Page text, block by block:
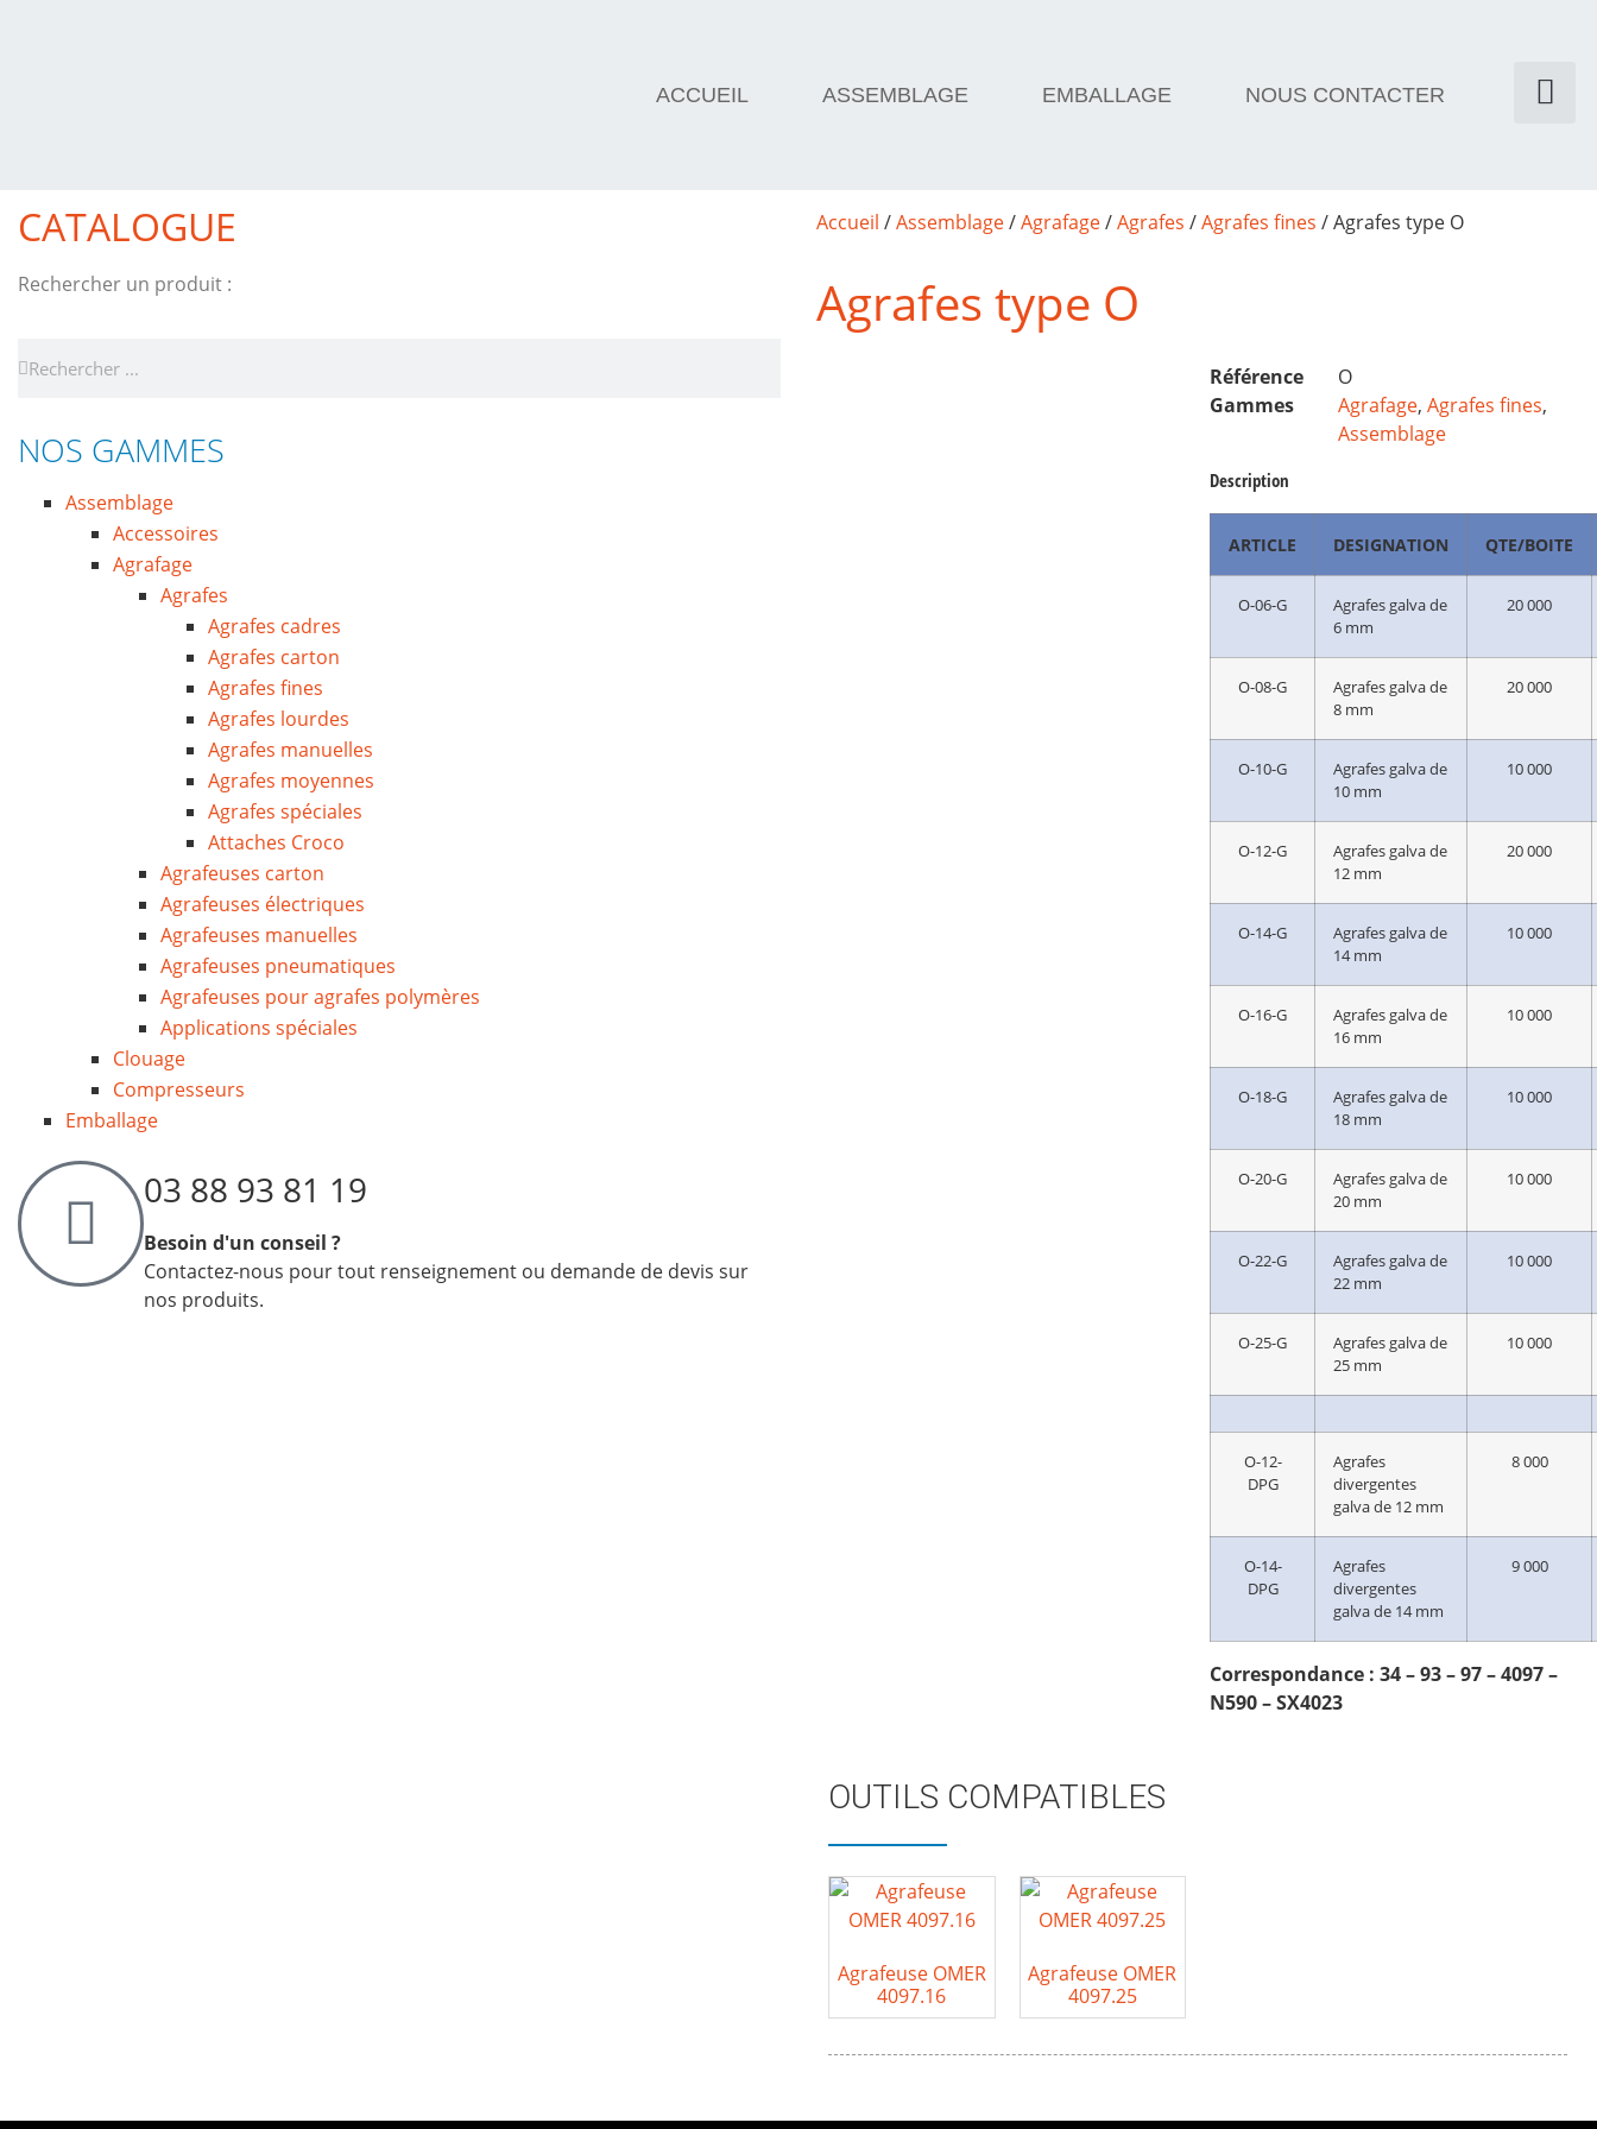
ACCUEIL ASSEMBLAGE EMBALLAGE NOUS CONTACTER
CATALOGUE
Rechercher un produit :
NOS GAMMES
Assemblage
Accessoires
Agrafage
Agrafes
Agrafes cadres
Agrafes carton
Agrafes fines
Agrafes lourdes
Agrafes manuelles
Agrafes moyennes
Agrafes spéciales
Attaches Croco
Agrafeuses carton
Agrafeuses électriques
Agrafeuses manuelles
Agrafeuses pneumatiques
Agrafeuses pour agrafes polymères
Applications spéciales
Clouage
Compresseurs
Emballage
03 88 93 81 19
Besoin d'un conseil ?
Contactez-nous pour tout renseignement ou demande de devis sur
nos produits.
Accueil /Assemblage/Agrafage/Agrafes /Agrafes fines / Agrafes type O
Agrafes type O
Référence
O
Gammes
Agrafage, Agrafes fines,
Assemblage
Description
ARTICLE DESIGNATION QTE/BOITE
O-06-G
Agrafes galva de
6 mm
20 000
O-08-G
Agrafes galva de
8 mm
20 000
O-10-G
Agrafes galva de
10 mm
10 000
O-12-G
Agrafes galva de
12 mm
20 000
O-14-G
Agrafes galva de
14 mm
10 000
O-16-G
Agrafes galva de
16 mm
10 000
O-18-G
Agrafes galva de
18 mm
10 000
O-20-G
Agrafes galva de
20 mm
10 000
O-22-G
Agrafes galva de
22 mm
10 000
O-25-G
Agrafes galva de
25 mm
10 000
O-12-
DPG
Agrafes
divergentes
galva de 12 mm
8 000
O-14-
DPG
Agrafes
divergentes
galva de 14 mm
9 000
Correspondance : 34 – 93 – 97 – 4097 –
N590 – SX4023
OUTILS COMPATIBLES
Agrafeuse OMER
4097.16
Agrafeuse OMER
4097.25